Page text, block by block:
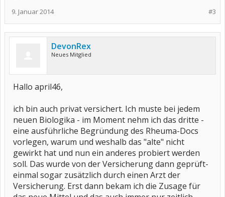
#3
9. Januar 2014
DevonRex
Neues Mitglied
Hallo april46,
ich bin auch privat versichert. Ich muste bei jedem
neuen Biologika - im Moment nehm ich das dritte -
eine ausführliche Begründung des Rheuma-Docs
vorlegen, warum und weshalb das "alte" nicht
gewirkt hat und nun ein anderes probiert werden
soll. Das wurde von der Versicherung dann geprüft-
einmal sogar zusätzlich durch einen Arzt der
Versicherung. Erst dann bekam ich die Zusage für